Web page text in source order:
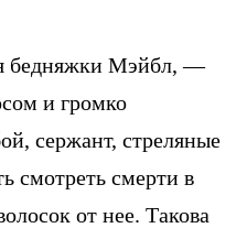
бедняжки Мэйбл, —
и громко
сержант, стреляные
смотреть смерти в
от нее. Такова